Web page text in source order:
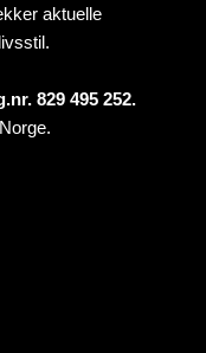
aktuelle
829 495 252.